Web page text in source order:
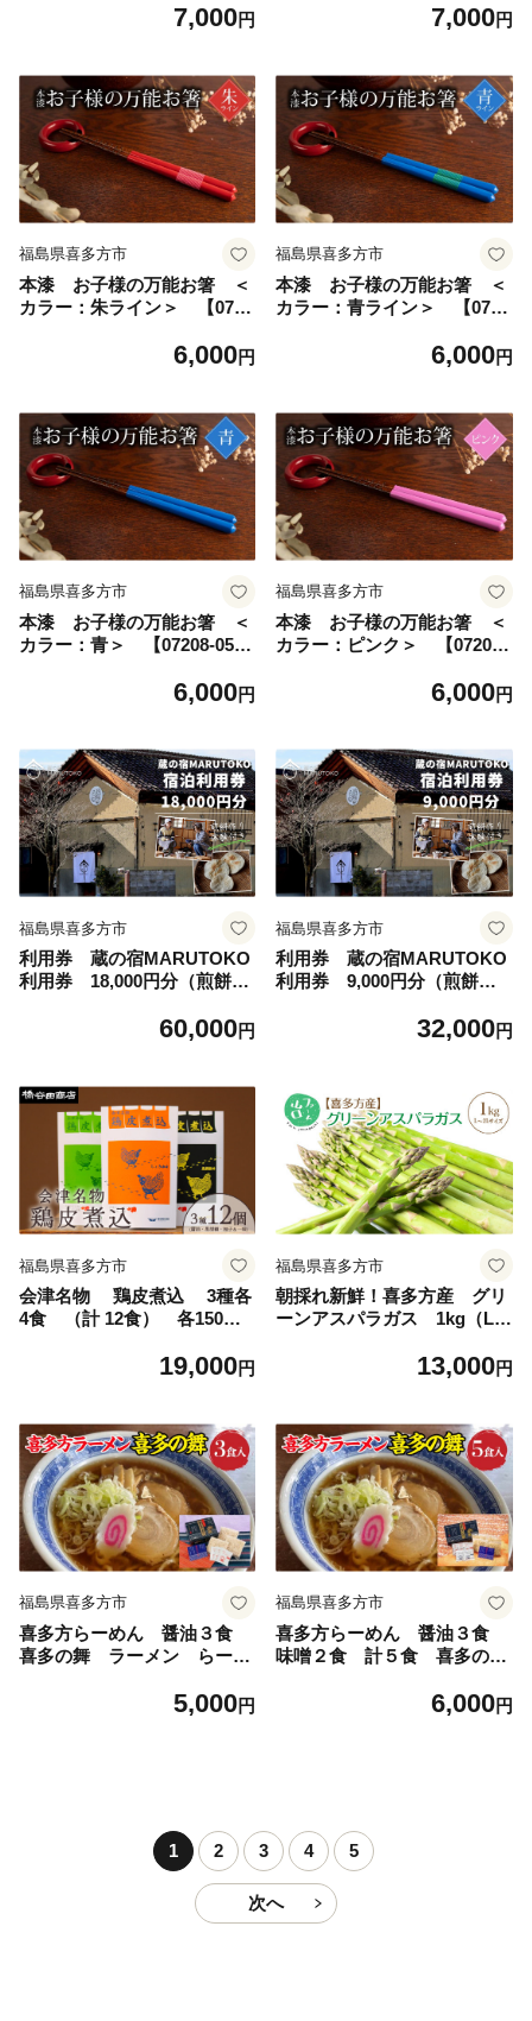
7,000円 7,000円
福島県喜多方市
本漆 お子様の万能お箸 ＜
カラー：朱ライン＞ 【0720
6,000円
福島県喜多方市
本漆 お子様の万能お箸 ＜
カラー：青ライン＞ 【0720
6,000円
福島県喜多方市
本漆 お子様の万能お箸 ＜
カラー：青＞ 【07208-054
6,000円
福島県喜多方市
本漆 お子様の万能お箸 ＜
カラー：ピンク＞ 【07208-
6,000円
福島県喜多方市
利用券 蔵の宿MARUTOKO
利用券 18,000円分（煎餅作
60,000円
福島県喜多方市
利用券 蔵の宿MARUTOKO
利用券 9,000円分（煎餅作
32,000円
福島県喜多方市
会津名物 鶏皮煮込 3種各
4食 （計 12食） 各150ｇ
理ギフト 人気 お土産 会
19,000円
福島県喜多方市
朝採れ新鮮！喜多方産 グリ
ーンアスパラガス 1kg（L～
13,000円
福島県喜多方市
喜多方らーめん 醤油３食
喜多の舞 ラーメン らーめ
5,000円
福島県喜多方市
喜多方らーめん 醤油３食
味噌２食 計５食 喜多の
そ しょうゆ セット 生
6,000円
1 2 3 4 5
次へ